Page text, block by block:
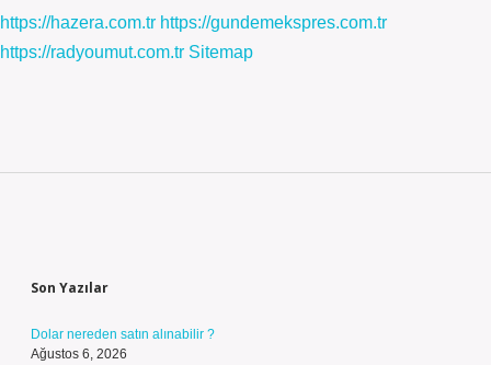
https://hazera.com.tr https://gundemekspres.com.tr
https://radyoumut.com.tr Sitemap
Son Yazılar
Dolar nereden satın alınabilir ?
Ağustos 6, 2026